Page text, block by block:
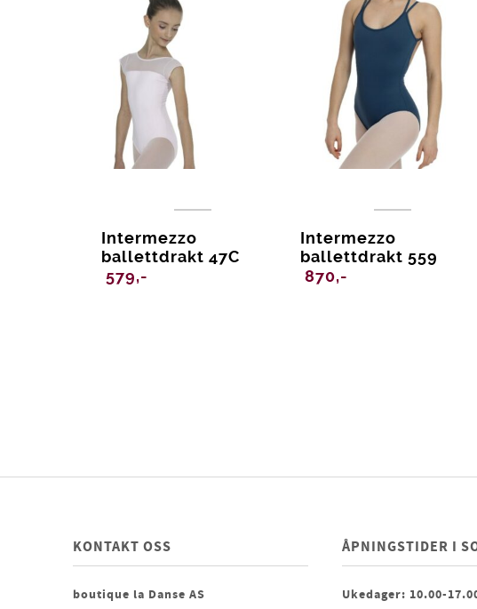
Intermezzo
ballettdrakt 47C
579,-
Intermezzo
ballettdrakt 559
870,-
KONTAKT OSS
boutique la Danse AS
ÅPNINGSTIDER I
Ukedager: 10.00-